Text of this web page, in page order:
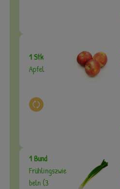
1 Stk
Apfel
Auswahl ändern
1 Bund
Frühlingszwie
beln (3